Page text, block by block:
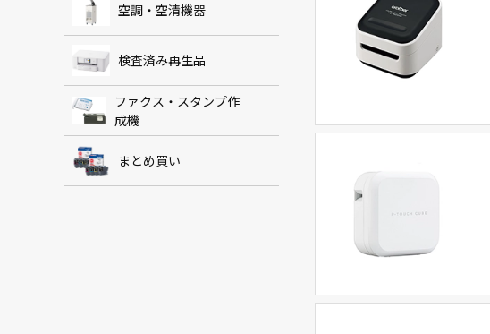
空調・空清機器
検査済み再生品
ファクス・スタンプ作
成機
まとめ買い